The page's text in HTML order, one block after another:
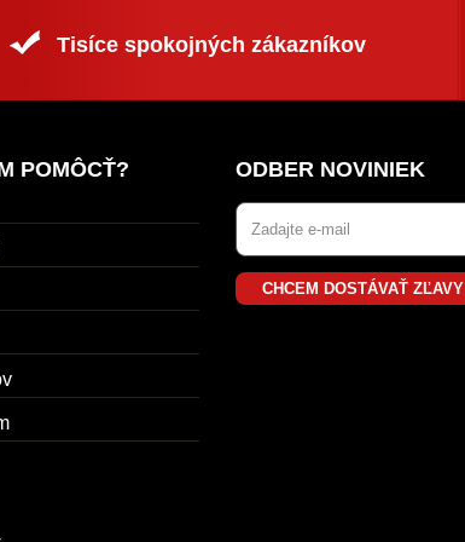
Tisíce spokojných zákazníkov
POMÔCŤ? ODBER NOVINIEK
CHCEM DOSTÁVAŤ ZĽAVY